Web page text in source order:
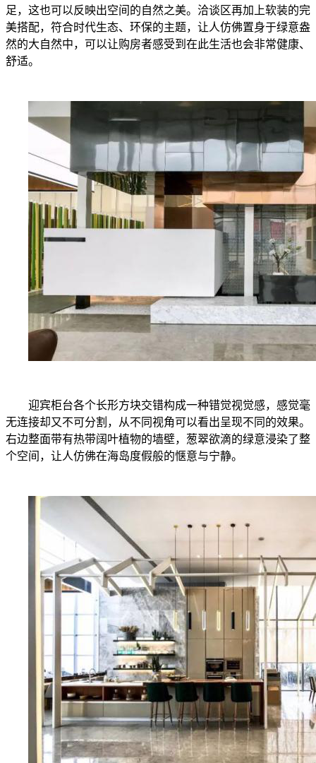
足，这也可以反映出空间的自然之美。洽谈区再加上软装的完
美搭配，符合时代生态、环保的主题，让人仿佛置身于绿意盎
然的大自然中，可以让购房者感受到在此生活也会非常健康、
舒适。
迎宾柜台各个长形方块交错构成一种错觉视觉感，感觉毫
无连接却又不可分割，从不同视角可以看出呈现不同的效果。
右边整面带有热带阔叶植物的墙壁，葱翠欲滴的绿意浸染了整
个空间，让人仿佛在海岛度假般的惬意与宁静。